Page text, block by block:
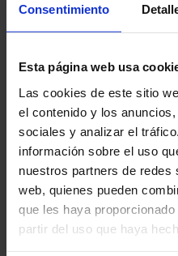
Consentimiento
Esta página web usa
Las cookies de este sitio
el contenido y los
sociales y analizar el
información sobre el uso
nuestros partners de redes
web, quienes pueden
que les haya
partir del uso que haya
Instituto HM Hospitales​
HM CIEC​
Enlaces de interés
Aseguradoras y mutuas​
Preguntas frecuentes​
Donación de sangre​
Prensa​